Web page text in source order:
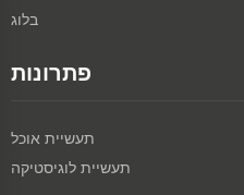
בלוג
פתרונות
תעשיית אוכל
תעשיית לוגיסטיקה